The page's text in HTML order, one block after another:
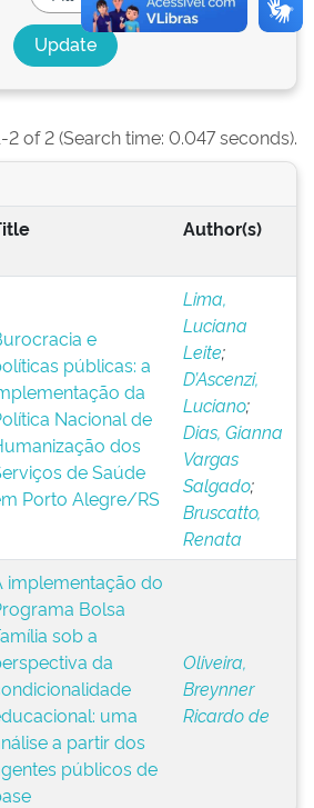
2 of 2 (Search time: 0.047 seconds).
Author(s)
e
públicas: a
da
Nacional de
dos
de Saúde
Porto Alegre/RS
Lima,
Luciana
Leite;
D’Ascenzi,
Luciano;
Dias, Gianna
Vargas
Salgado;
Bruscatto,
Renata
implementação do
Bolsa
sob a
da
uma
a partir dos
públicos de
Oliveira,
Breynner
Ricardo de